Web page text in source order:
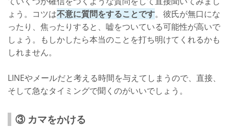
ょう。コツは不意に質問をすることです。彼氏が無口にな
ったり、焦ったりすると、嘘をついている可能性が高いで
しょう。もしかしたら本当のことを打ち明けてくれるかも
しれません。
LINEやメールだと考える時間を与えてしまうので、直接、
そして急なタイミングで聞くのがいいでしょう。
③ カマをかける